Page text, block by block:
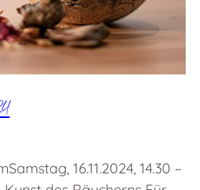
16.11.2024, 14.30 –